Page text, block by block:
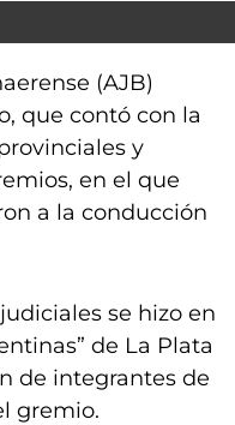
(AJB)
que contó con la
y
en el que
a la conducción
se hizo en
de La Plata
de integrantes de
gremio.